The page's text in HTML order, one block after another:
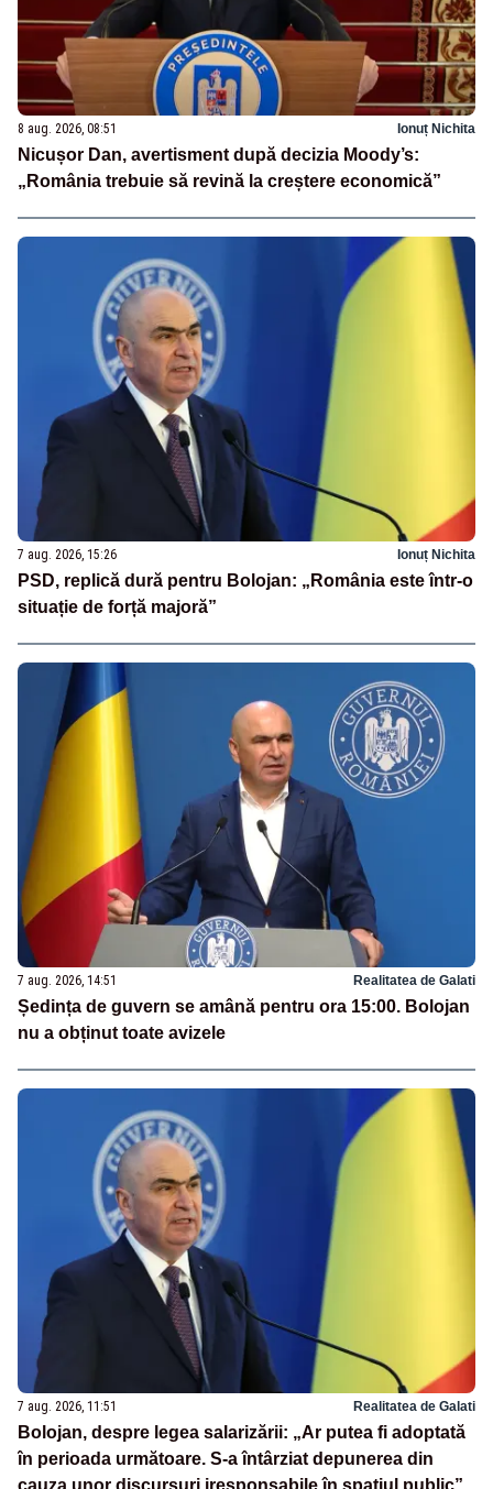
8 aug. 2026, 08:51 Ionuț Nichita
Nicușor Dan, avertisment după decizia Moody’s:
„România trebuie să revină la creștere economică”
7 aug. 2026, 15:26 Ionuț Nichita
PSD, replică dură pentru Bolojan: „România este într-o
situație de forță majoră”
7 aug. 2026, 14:51 Realitatea de Galati
Ședința de guvern se amână pentru ora 15:00. Bolojan
nu a obținut toate avizele
7 aug. 2026, 11:51 Realitatea de Galati
Bolojan, despre legea salarizării: „Ar putea fi adoptată
în perioada următoare. S-a întârziat depunerea din
cauza unor discursuri iresponsabile în spaţiul public”